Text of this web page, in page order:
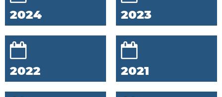
2024 2023
2022 2021